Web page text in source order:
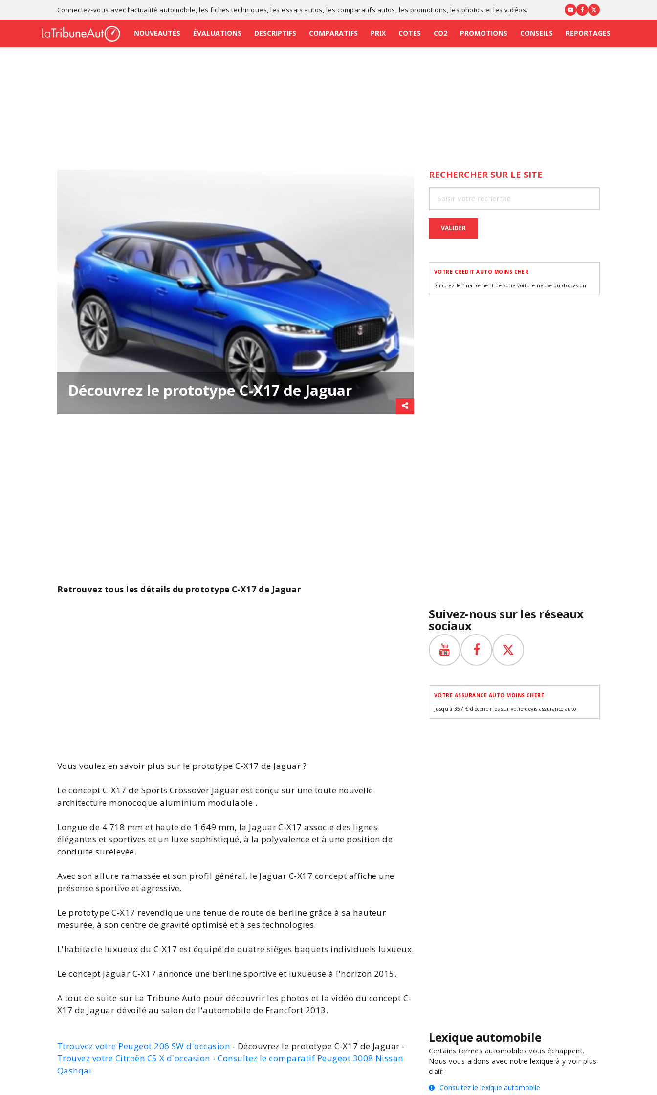
Connectez-vous avec l’actualité automobile , lesfiches techniques , lesessais autos , les comparatifs autos , les promotions , les photos et les vidéos.
NOUVEAUTÉS ÉVALUATIONS DESCRIPTIFS COMPARATIFS PRIX COTES CO2 PROMOTIONS CONSEILS REPORTAGES
Découvrez le prototype C-X17 de Jaguar
Retrouvez tous les détails du prototype C-X17 de Jaguar
Vous voulez en savoir plus sur le prototype C-X17 de Jaguar ?
Leconcept C-X17 de Sports Crossover Jaguar est conçu sur une toute nouvelle
architecture monocoque aluminium modulable .
Longue de 4 718 mm et haute de 1 649 mm, la Jaguar C-X17 associe des lignes
élégantes et sportives et un luxe sophistiqué, à la polyvalence et à une position de
conduite surélevée.
Avec son allure ramassée et son profil général, le Jaguar C-X17 concept affiche une
présence sportive et agressive.
Le prototype C-X17 revendique une tenue de route de berline grâce à sa hauteur
mesurée, à son centre de gravité optimisé et à ses technologies.
L'habitacle luxueux du C-X17 est équipé de quatre sièges baquets individuels luxueux.
Leconcept Jaguar C-X17 annonce une berline sportive et luxueuse à l'horizon 2015.
A tout de suite sur La Tribune Auto pour découvrir les photos et la vidéo du concept C-
X17 de Jaguar dévoilé au salon de l'automobile de Francfort 2013.
Ttrouvez votre Peugeot 206 SW d'occasion - Découvrez le prototype C-X17 de Jaguar -
Trouvez votre Citroën C5 X d'occasion -Consultez le comparatif Peugeot 3008 Nissan
Qashqai
RECHERCHER SUR LE SITE
VALIDER
VOTRE CREDIT AUTO MOINS CHER
Simulez le financement de votre voiture neuve ou d'occasion
Suivez-nous sur les réseaux
sociaux
VOTRE ASSURANCE AUTO MOINS CHERE
Jusqu'à 357 € d'économies sur votre devis assurance auto
Lexique automobile
Certains termes automobiles vous échappent.
Nous vous aidons avec notre lexique à y voir plus
clair.
Consultez le lexique automobile